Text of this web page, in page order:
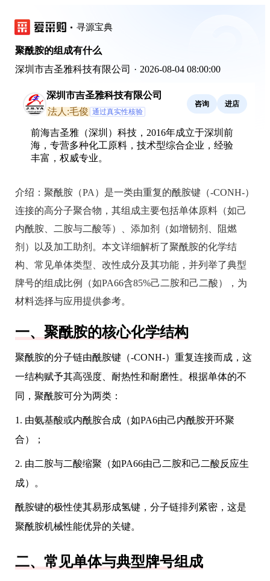
寻源宝典
聚酰胺的组成有什么
深圳市吉圣雅科技有限公司 · 2026-08-04 08:00:00
深圳市吉圣雅科技有限公司
法人:毛俊 通过真实性核验
咨询 进店
前海吉圣雅（深圳）科技，2016年成立于深圳前
海，专营多种化工原料，技术型综合企业，经验
丰富，权威专业。
介绍： 聚酰胺（PA）是一类由重复的酰胺键（-CONH-）
连接的高分子聚合物，其组成主要包括单体原料（如己
内酰胺、二胺与二酸等）、添加剂（如增韧剂、阻燃
剂）以及加工助剂。本文详细解析了聚酰胺的化学结
构、常见单体类型、改性成分及其功能，并列举了典型
牌号的组成比例（如PA66含85%己二胺和己二酸），为
材料选择与应用提供参考。
一、聚酰胺的核心化学结构
聚酰胺的分子链由酰胺键（-CONH-）重复连接而成，这
一结构赋予其高强度、耐热性和耐磨性。根据单体的不
同，聚酰胺可分为两类：
1. 由氨基酸或内酰胺合成（如PA6由己内酰胺开环聚
合）；
2. 由二胺与二酸缩聚（如PA66由己二胺和己二酸反应生
成）。
酰胺键的极性使其易形成氢键，分子链排列紧密，这是
聚酰胺机械性能优异的关键。
二、常见单体与典型牌号组成